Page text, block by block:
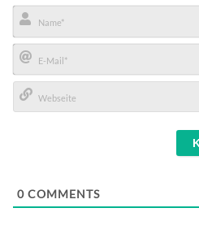
Name*
E-
Mail*
0 COMMENTS